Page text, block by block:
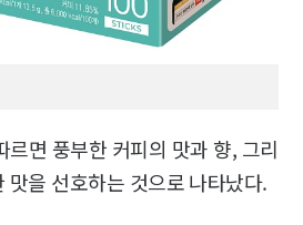
르면 풍부한 커피의 맛과 향, 그리
맛을 선호하는 것으로 나타났다.